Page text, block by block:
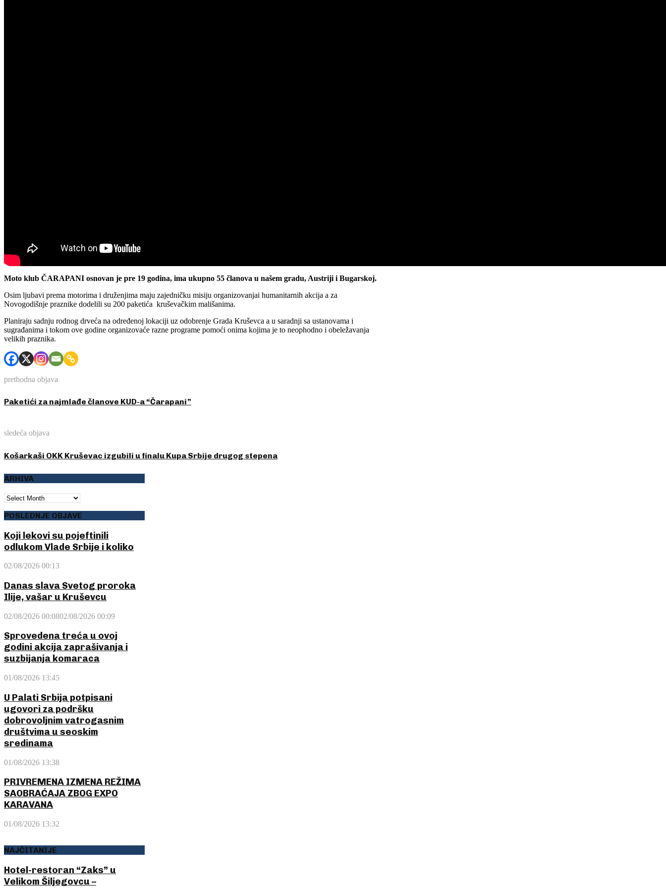
Moto klub ČARAPANI osnovan je pre 19 godina, ima ukupno 55 članova u našem gradu, Austriji i Bugarskoj.
Osim ljubavi prema motorima i druženjima maju zajedničku misiju organizovanjai humanitarnih akcija a za
Novogodišnje praznike dodelili su 200 paketića kruševačkim mališanima.
Planiraju sadnju rodnog drveća na određenoj lokaciji uz odobrenje Grada Kruševca a u saradnji sa ustanovama i
sugrađanima i tokom ove godine organizovaće razne programe pomoći onima kojima je to neophodno i obeležavanja
velikih praznika.
prethodna objava
Paketići za najmlađe članove KUD-a “Čarapani”
sledeća objava
Košarkaši OKK Kruševac izgubili u finalu Kupa Srbije drugog stepena
ARHIVA
ARHIVA
POSLEDNJE OBJAVE
Koji lekovi su pojeftinili
odlukom Vlade Srbije i koliko
02/08/2026 00:13
Danas slava Svetog proroka
Ilije, vašar u Kruševcu
02/08/2026 00:0802/08/2026 00:09
Sprovedena treća u ovoj
godini akcija zaprašivanja i
suzbijanja komaraca
01/08/2026 13:45
U Palati Srbija potpisani
ugovori za podršku
dobrovoljnim vatrogasnim
društvima u seoskim
sredinama
01/08/2026 13:38
PRIVREMENA IZMENA REŽIMA
SAOBRAĆAJA ZBOG EXPO
KARAVANA
01/08/2026 13:32
NAJČITANIJE
Hotel-restoran “Zaks” u
Velikom Šiljegovcu –